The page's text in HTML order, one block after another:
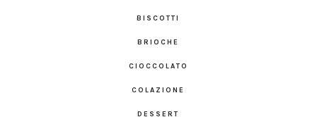
BISCOTTI
BRIOCHE
CIOCCOLATO
COLAZIONE
DESSERT